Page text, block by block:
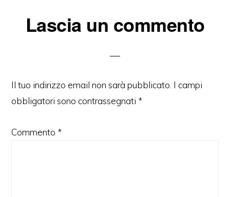
Interazioni
Lascia un commento
Il tuo indirizzo email non sarà pubblicato. I campi
obbligatori sono contrassegnati *
Commento *